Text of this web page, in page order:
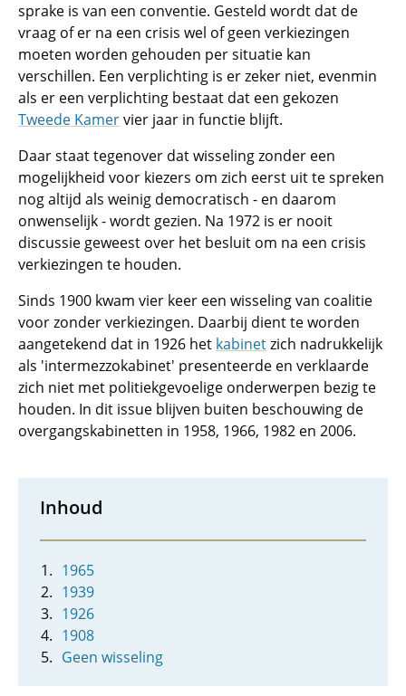
sprake is van een conventie. Gesteld wordt dat de
vraag of er na een crisis wel of geen verkiezingen
moeten worden gehouden per situatie kan
verschillen. Een verplichting is er zeker niet, evenmin
als er een verplichting bestaat dat een gekozen
Tweede Kamervier jaar in functie blijft.
Daar staat tegenover dat wisseling zonder een
mogelijkheid voor kiezers om zich eerst uit te spreken
nog altijd als weinig democratisch - en daarom
onwenselijk - wordt gezien. Na 1972 is er nooit
discussie geweest over het besluit om na een crisis
verkiezingen te houden.
Sinds 1900 kwam vier keer een wisseling van coalitie
voor zonder verkiezingen. Daarbij dient te worden
aangetekend dat in 1926 het kabinetzich nadrukkelijk
als 'intermezzokabinet' presenteerde en verklaarde
zich niet met politiekgevoelige onderwerpen bezig te
houden. In dit issue blijven buiten beschouwing de
overgangskabinetten in 1958, 1966, 1982 en 2006.
Inhoud
1965
1939
1926
1908
Geen wisseling